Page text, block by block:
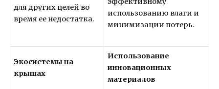
для других целей во
время ее недостатка.
использованию влаги и
минимизации потерь.
Экосистемы на
крышах
Использование
инновационных
материалов